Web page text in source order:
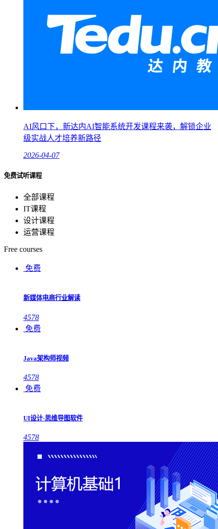
AI风口下，新达内AI智能系统开发课程来袭，解锁企业
级实战人才培养新路径
2026-04-07
免费试听课程
全部课程
IT课程
设计课程
运营课程
Free courses
免费
新媒体电商行业解读
4578
免费
Java架构师视频
4578
免费
UI设计-思维导图软件
4578